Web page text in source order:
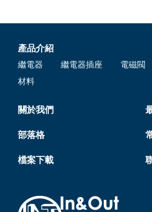
產品介紹
繼電器 繼電器插座 電磁閥
材料
關於我們
部落格
檔案下載